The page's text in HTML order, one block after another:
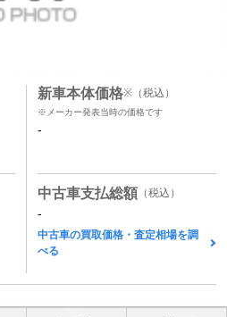
新車本体価格※ （税込）
※メーカー発表当時の価格です
-
中古車支払総額 （税込）
-
中古車の買取価格・査定相場を調
べる